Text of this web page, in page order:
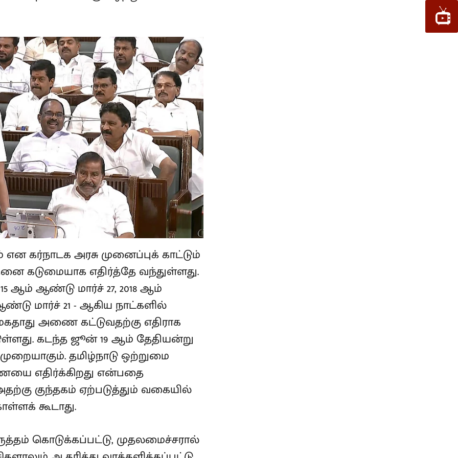
கர்நாடக அரசு முனைப்புக் காட்டும்
கடுமையாக எதிர்த்தே வந்துள்ளது.
ஆம் ஆண்டு மார்ச் 27, 2018 ஆம்
மார்ச் 21 - ஆகிய நாட்களில்
அணை கட்டுவதற்கு எதிராக
கடந்த ஜூன் 19 ஆம் தேதியன்று
தமிழ்நாடு ஒற்றுமை
எதிர்க்கிறது என்பதை
குந்தகம் ஏற்படுத்தும் வகையில்
கூடாது.
கொடுக்கப்பட்டு, முதலமைச்சரால்